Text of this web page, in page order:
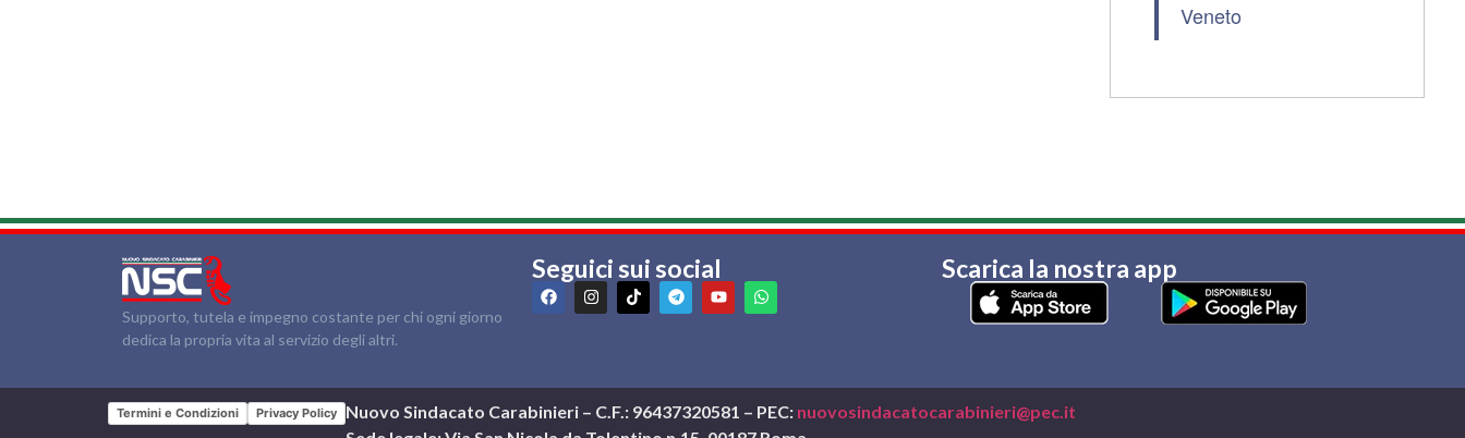
Veneto
Supporto, tutela e impegno costante per chi ogni giorno
dedica la propria vita al servizio degli altri.
Seguici sui social Scarica la nostra app
Termini e Condizioni Privacy Policy Nuovo Sindacato Carabinieri – C.F.: 96437320581 – PEC: nuovosindacatocarabinieri@pec.it